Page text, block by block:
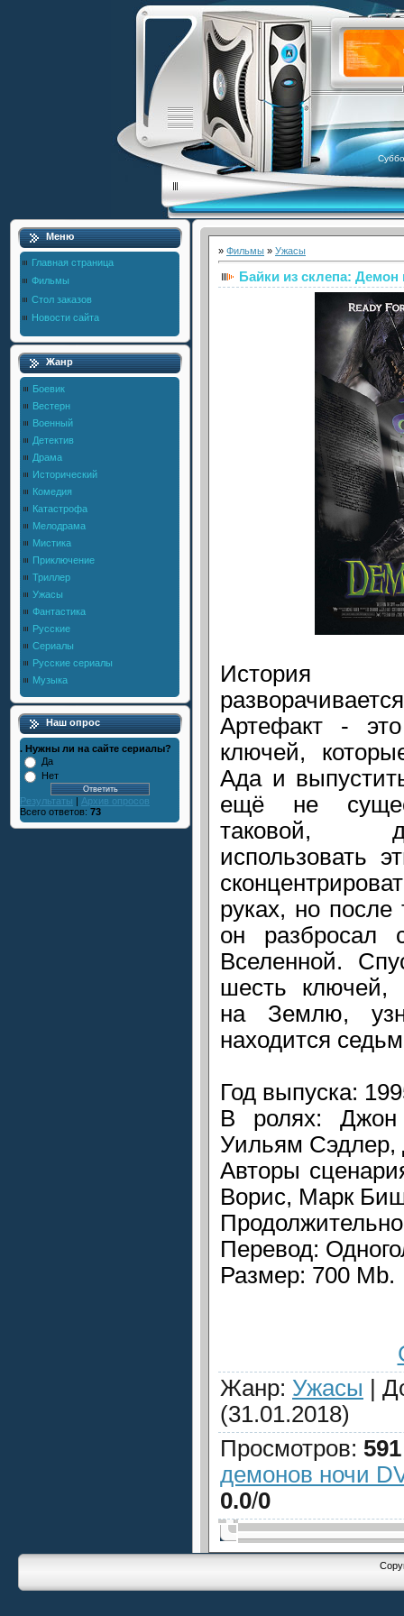
Меню
Главная страница
Фильмы
Стол заказов
Новости сайта
Жанр
Боевик
Вестерн
Военный
Детектив
Драма
Исторический
Комедия
Катастрофа
Мелодрама
Мистика
Приключение
Триллер
Ужасы
Фантастика
Русские
Сериалы
Русские сериалы
Музыка
Наш опрос
. Нужны ли на сайте сериалы?
Да
Нет
Результаты | Архив опросов
Всего ответов: 73
» Фильмы » Ужасы
Байки из склепа: Демон
История
Артефакт -
ключей,
Ада и
ещё не
таковой,
использовать
руках, но после
он разбросал
Вселенной.
шесть ключей,
на Землю,
находится
Год выпуска:
В ролях:
Уильям Сэдлер,
Авторы
Ворис, Марк
Перевод:
Размер: 700 Mb.
Жанр: Ужасы |
(31.01.2018)
Просмотров: 591
демонов ночи
0.0/0